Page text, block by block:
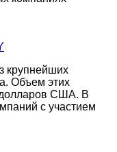
крупнейших
Объем этих
долларов США. В
с участием